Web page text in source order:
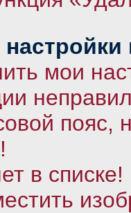
мои
пояс,
в списке!